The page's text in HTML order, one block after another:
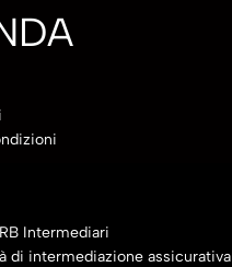
Intermediari
di intermediazione assicurativa